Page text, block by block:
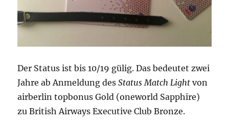
Der Status ist bis 10/19 gülig. Das bedeutet zwei
Jahre ab Anmeldung desStatus Match Light von
airberlin topbonus Gold (oneworld Sapphire)
zu British Airways Executive Club Bronze.